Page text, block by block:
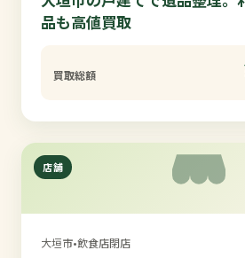
品も高値買取
買取総額
店舗
大垣市•飲食店閉店